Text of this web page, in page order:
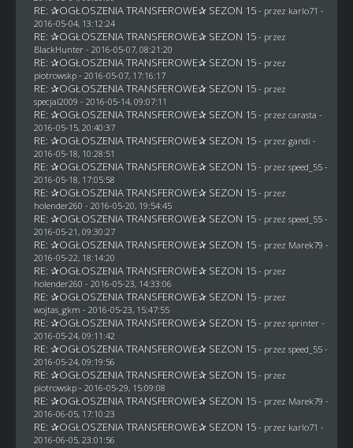
RE: ✰OGŁOSZENIA TRANSFEROWE✰ SEZON 15 - przez karlo71 -
2016-05-04, 13:12:24
RE: ✰OGŁOSZENIA TRANSFEROWE✰ SEZON 15 - przez
BlackHunter- 2016-05-07, 08:21:20
RE: ✰OGŁOSZENIA TRANSFEROWE✰ SEZON 15 - przez
piotrowskp- 2016-05-07, 17:16:17
RE: ✰OGŁOSZENIA TRANSFEROWE✰ SEZON 15 - przez
specjal2009 - 2016-05-14, 09:07:11
RE: ✰OGŁOSZENIA TRANSFEROWE✰ SEZON 15 - przez carasta -
2016-05-15, 20:40:37
RE: ✰OGŁOSZENIA TRANSFEROWE✰ SEZON 15 - przez gandi -
2016-05-18, 10:28:51
RE: ✰OGŁOSZENIA TRANSFEROWE✰ SEZON 15 - przez speed_55 -
2016-05-18, 17:05:58
RE: ✰OGŁOSZENIA TRANSFEROWE✰ SEZON 15 - przez
holender260 - 2016-05-20, 19:54:45
RE: ✰OGŁOSZENIA TRANSFEROWE✰ SEZON 15 - przez speed_55 -
2016-05-21, 09:30:27
RE: ✰OGŁOSZENIA TRANSFEROWE✰ SEZON 15 - przez Marek79 -
2016-05-22, 18:14:20
RE: ✰OGŁOSZENIA TRANSFEROWE✰ SEZON 15 - przez
holender260 - 2016-05-23, 14:33:06
RE: ✰OGŁOSZENIA TRANSFEROWE✰ SEZON 15 - przez
wojtas_gkm - 2016-05-23, 15:47:55
RE: ✰OGŁOSZENIA TRANSFEROWE✰ SEZON 15 - przez sprinter -
2016-05-24, 09:11:42
RE: ✰OGŁOSZENIA TRANSFEROWE✰ SEZON 15 - przez speed_55 -
2016-05-24, 09:19:56
RE: ✰OGŁOSZENIA TRANSFEROWE✰ SEZON 15 - przez
piotrowskp- 2016-05-29, 15:09:08
RE: ✰OGŁOSZENIA TRANSFEROWE✰ SEZON 15 - przez Marek79 -
2016-06-05, 17:10:23
RE: ✰OGŁOSZENIA TRANSFEROWE✰ SEZON 15 - przez karlo71 -
2016-06-05, 23:01:56